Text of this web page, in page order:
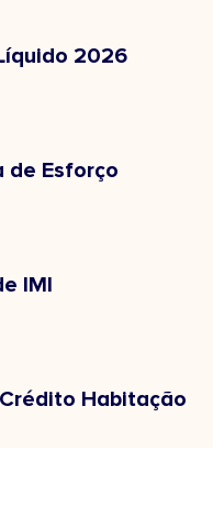
2026
de Esforço
IMI
Habitação